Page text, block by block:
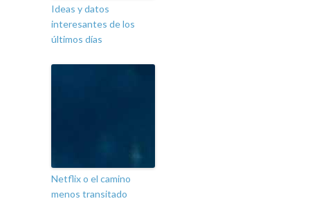
Ideas y datos
interesantes de los
últimos días
Netflix o el camino
menos transitado